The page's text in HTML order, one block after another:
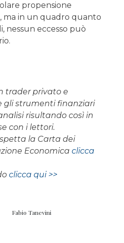
propensione
ma in un quadro quanto
nessun eccesso può
trader privato e
gli strumenti finanziari
risultando così in
con i lettori.
la Carta dei
Economica clicca
clicca qui >>
Fabio Tanevini